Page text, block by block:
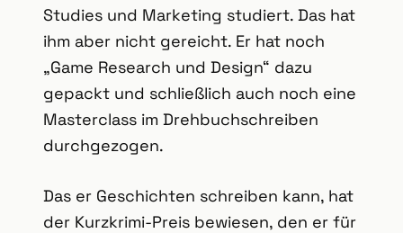
Studies und Marketing studiert. Das hat
ihm aber nicht gereicht. Er hat noch
„Game Research und Design“ dazu
gepackt und schließlich auch noch eine
Masterclass im Drehbuchschreiben
durchgezogen.
Das er Geschichten schreiben kann, hat
der Kurzkrimi-Preis bewiesen, den er für